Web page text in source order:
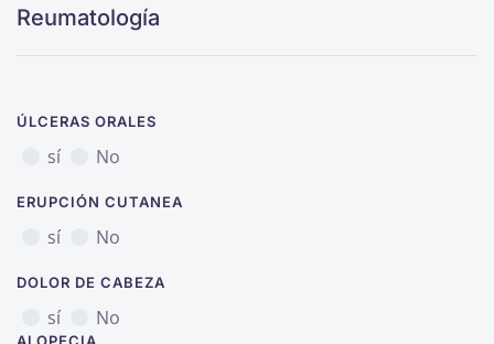
Reumatología
ÚLCERAS ORALES
sí No
ERUPCIÓN CUTANEA
sí No
DOLOR DE CABEZA
sí No